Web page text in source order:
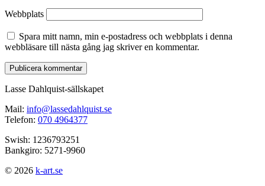
Webbplats
Spara mitt namn, min e-postadress och webbplats i denna
webbläsare till nästa gång jag skriver en kommentar.
Lasse Dahlquist-sällskapet
Mail: info@lassedahlquist.se
Telefon: 070 4964377
Swish: 1236793251
Bankgiro: 5271-9960
© 2026 k-art.se